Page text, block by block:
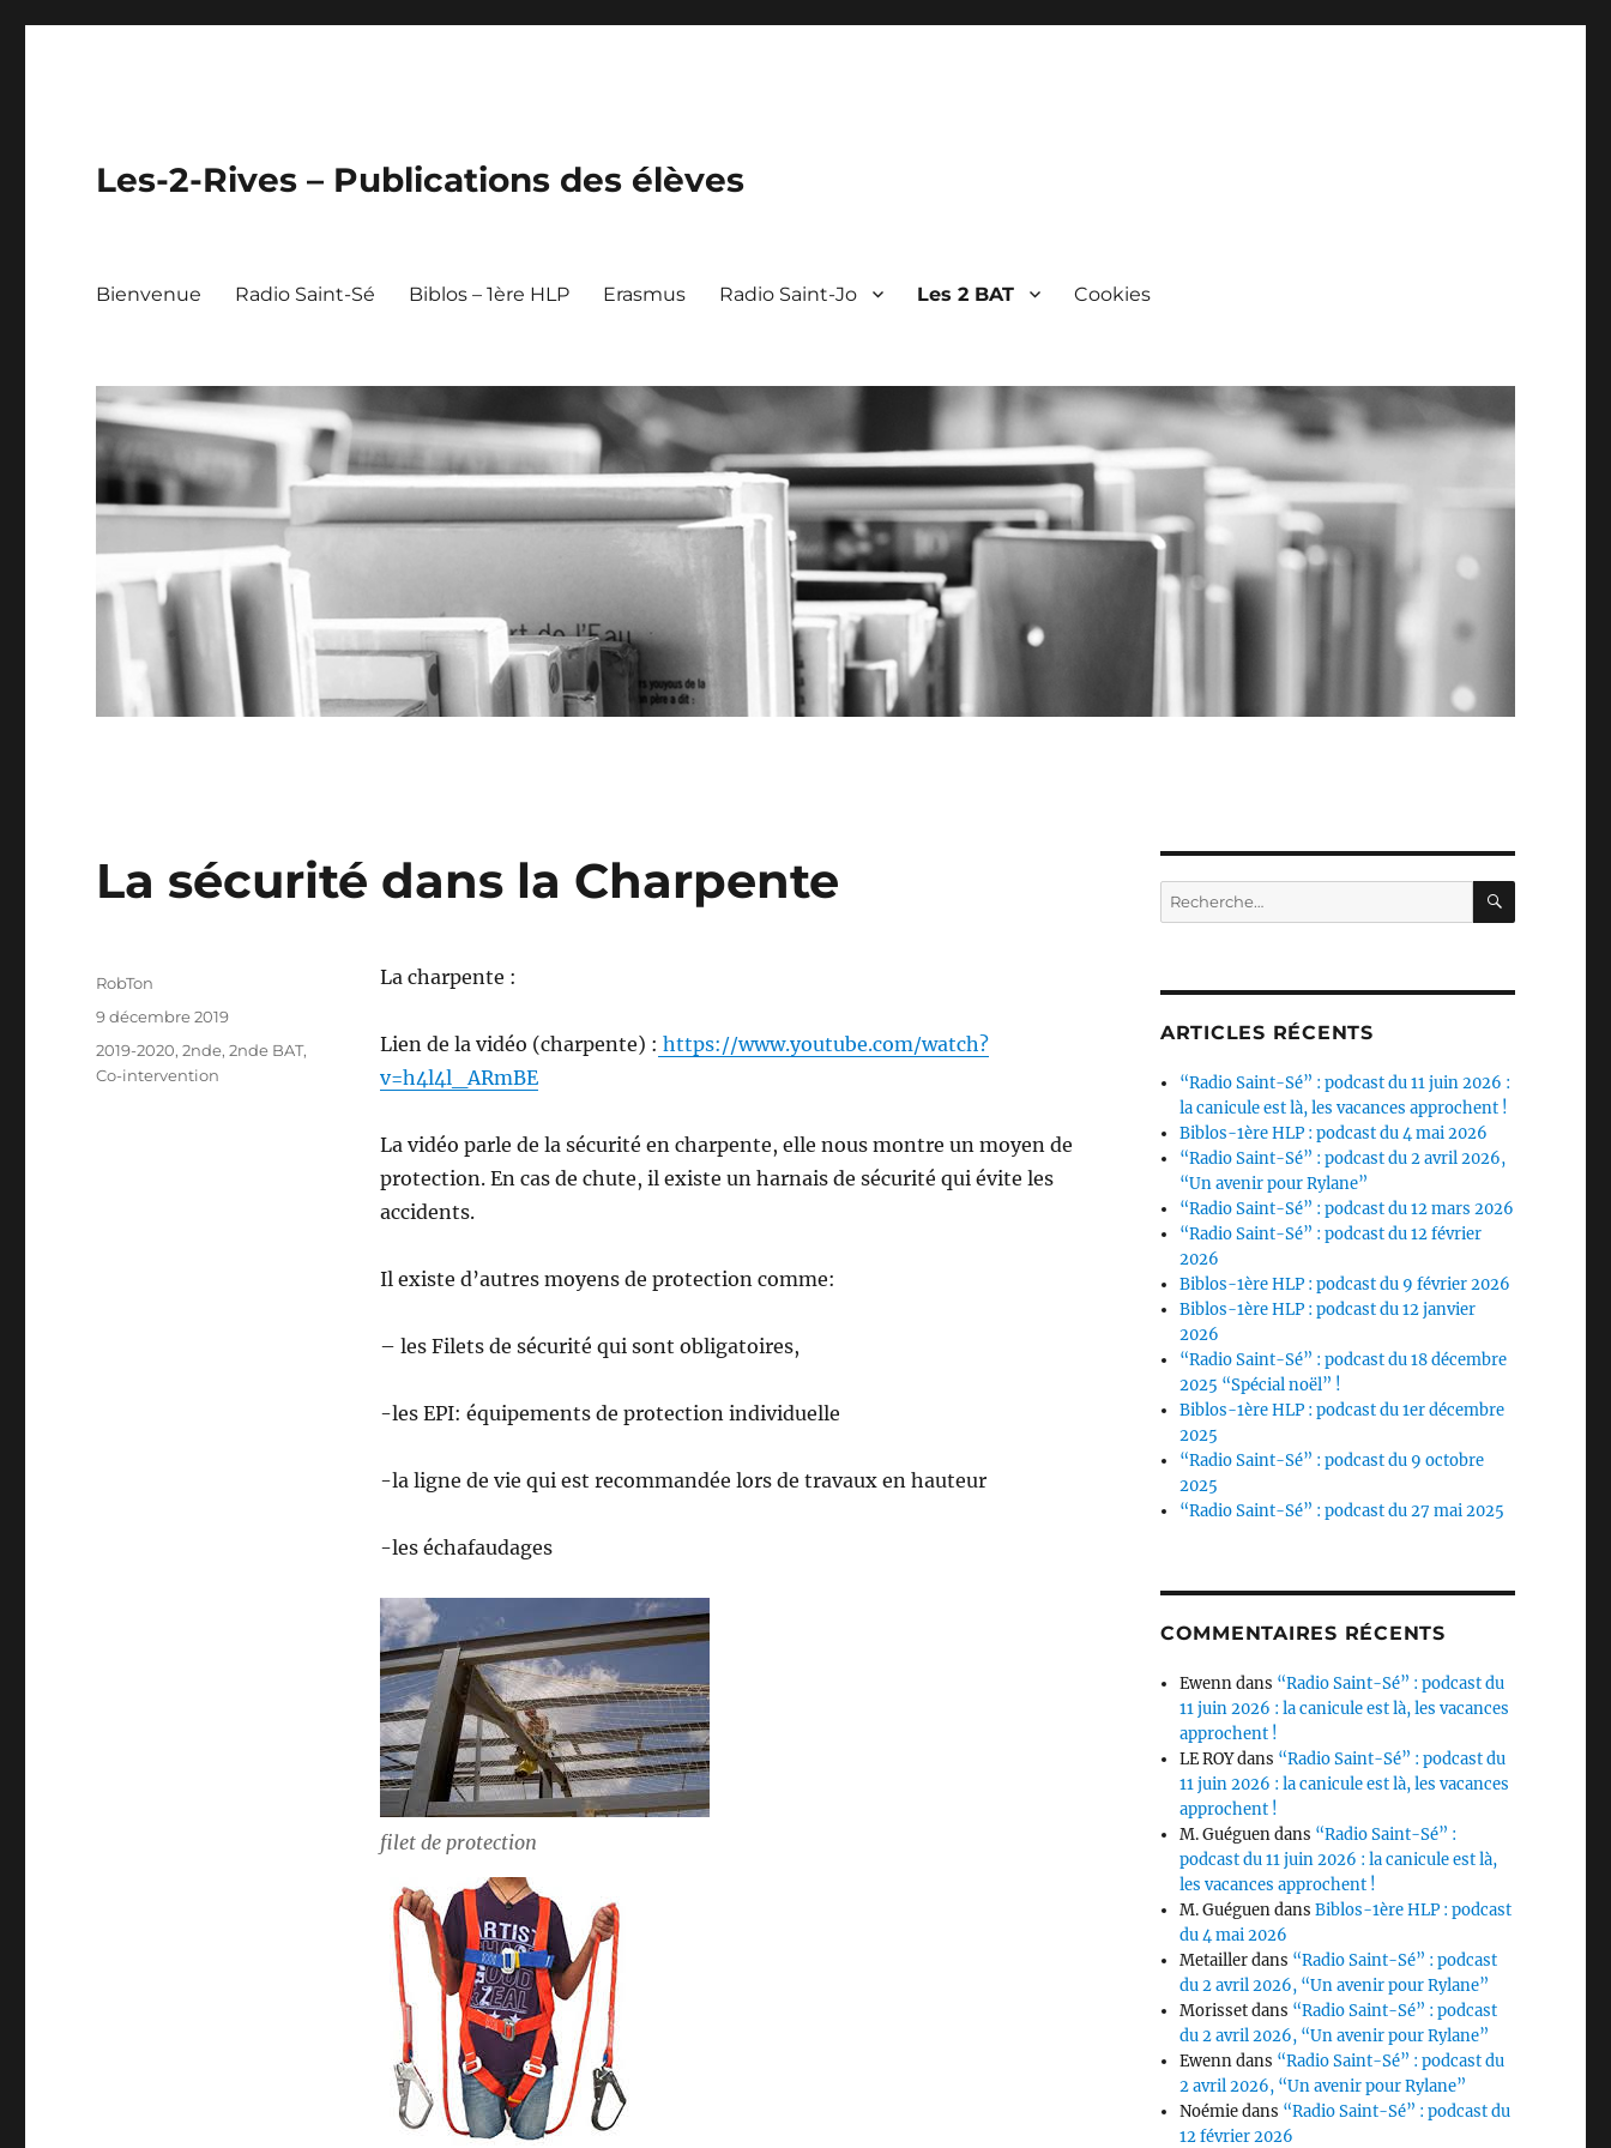
Les-2-Rives – Publications des élèves
Bienvenue Radio Saint-Sé Biblos – 1ère HLP Erasmus Radio Saint-Jo Les 2 BAT Cookies
La sécurité dans la Charpente
La charpente :
Lien de la vidéo (charpente) : https://www.youtube.com/watch?
v=h4l4l_ARmBE
La vidéo parle de la sécurité en charpente, elle nous montre un moyen de
protection. En cas de chute, il existe un harnais de sécurité qui évite les
accidents.
Il existe d’autres moyens de protection comme:
– les Filets de sécurité qui sont obligatoires,
-les EPI: équipements de protection individuelle
-la ligne de vie qui est recommandée lors de travaux en hauteur
-les échafaudages
filet de protection
Auteur
RobTon
Publié
9 décembre 2019
Catégories
2019-2020,2nde,2nde BAT,
Co-intervention
Recherche
pour :
ARTICLES RÉCENTS
“Radio Saint-Sé” : podcast du 11 juin 2026 :
la canicule est là, les vacances approchent !
Biblos-1ère HLP : podcast du 4 mai 2026
“Radio Saint-Sé” : podcast du 2 avril 2026,
“Un avenir pour Rylane”
“Radio Saint-Sé” : podcast du 12 mars 2026
“Radio Saint-Sé” : podcast du 12 février
2026
Biblos-1ère HLP : podcast du 9 février 2026
Biblos-1ère HLP : podcast du 12 janvier
2026
“Radio Saint-Sé” : podcast du 18 décembre
2025 “Spécial noël” !
Biblos-1ère HLP : podcast du 1er décembre
2025
“Radio Saint-Sé” : podcast du 9 octobre
2025
“Radio Saint-Sé” : podcast du 27 mai 2025
COMMENTAIRES RÉCENTS
Ewenndans “Radio Saint-Sé” : podcast du
11 juin 2026 : la canicule est là, les vacances
approchent !
LE ROYdans “Radio Saint-Sé” : podcast du
11 juin 2026 : la canicule est là, les vacances
approchent !
M. Guéguendans “Radio Saint-Sé” :
podcast du 11 juin 2026 : la canicule est là,
les vacances approchent !
M. GuéguendansBiblos-1ère HLP : podcast
du 4 mai 2026
Metaillerdans “Radio Saint-Sé” : podcast
du 2 avril 2026, “Un avenir pour Rylane”
Morissetdans “Radio Saint-Sé” : podcast
du 2 avril 2026, “Un avenir pour Rylane”
Ewenndans “Radio Saint-Sé” : podcast du
2 avril 2026, “Un avenir pour Rylane”
Noémiedans “Radio Saint-Sé” : podcast du
12 février 2026